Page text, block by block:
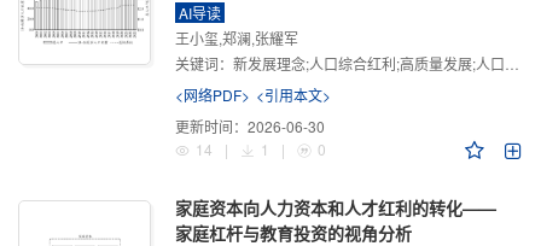
AI导读
王小玺,郑澜,张耀军
关键词： 新发展理念;人口综合红利;高质量发展;人口政策;中国式现代化
<网络PDF> <引用本文>
更新时间： 2026-06-30
14
| 1 | 0
家庭资本向人力资本和人才红利的转化——
家庭杠杆与教育投资的视角分析